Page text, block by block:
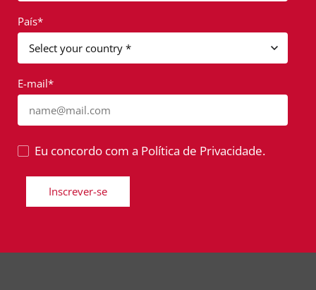
País*
E-mail*
name@mail.com
Eu concordo com a Política de Privacidade.
Inscrever-se